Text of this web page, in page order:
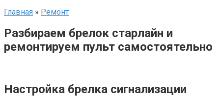
Главная » Ремонт
Разбираем брелок старлайн и
ремонтируем пульт самостоятельно
Настройка брелка сигнализации